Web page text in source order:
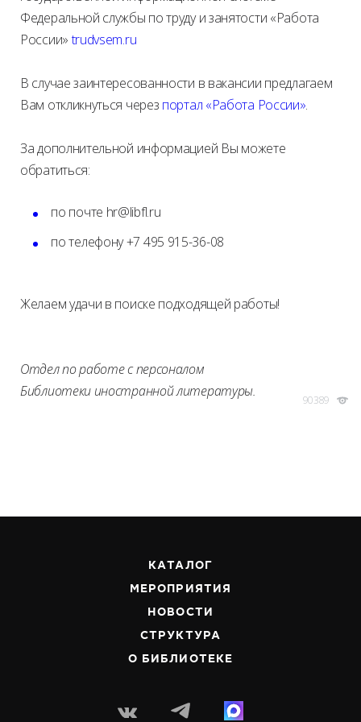
Федеральной службы по труду и занятости «Работа
России»trudvsem.ru
В случае заинтересованности в вакансии предлагаем
Вам откликнуться через портал «Работа России».
За дополнительной информацией Вы можете
обратиться:
по почте hr@libfl.ru
по телефону +7 495 915-36-08
Желаем удачи в поиске подходящей работы!
Отдел по работе с персоналом
Библиотеки иностранной литературы.
90389
КАТАЛОГ
МЕРОПРИЯТИЯ
НОВОСТИ
СТРУКТУРА
О БИБЛИОТЕКЕ